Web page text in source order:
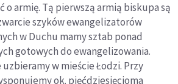
o armię. Tą pierwszą armią biskupa są
szyków ewangelizatorów
w Duchu mamy sztab ponad
gotowych do ewangelizowania.
w mieście Łodzi. Przy
ok. pięćdziesięcioma